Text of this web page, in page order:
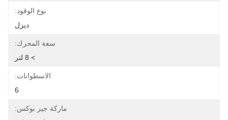
نوع الوقود:
ديزل
سعة المحرك:
> 8 لتر
الاسطوانات:
6
ماركة جير بوكس: